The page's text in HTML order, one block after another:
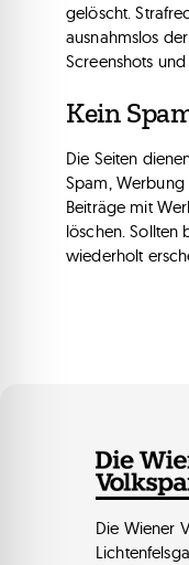
gelöscht.
ausnahmslos
Screenshots
Kein
Die Seiten
Spam,
Beiträge mit
löschen. Sollten
wiederholt
Die Wiener